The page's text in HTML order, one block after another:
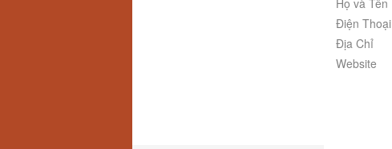
Họ và Tên
Điện Thoại
Địa Chỉ
Website